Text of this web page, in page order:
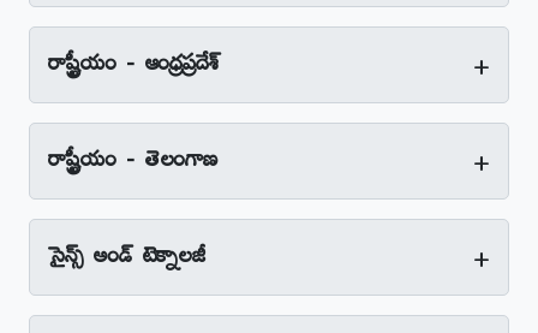
రాష్ట్రీయం - ఆంధ్రప్రదేశ్‌ +
రాష్ట్రీయం - తెలంగాణ +
సైన్స్‌ అండ్‌ టెక్నాలజీ +